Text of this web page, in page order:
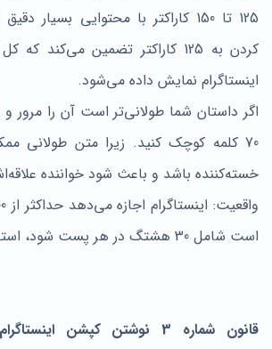
125 تا 150 کاراکتر با محتوایی
کردن به 125 کاراکتر تضمین
اینستاگرام نمایش داده می‌شود.
70 کلمه کوچک کنید. زیرا متن طولانی
خسته‌کننده باشد و باعث شود خواننده
است شامل 30 هشتگ در هر پست
قانون شماره 3 نوشتن کپشن